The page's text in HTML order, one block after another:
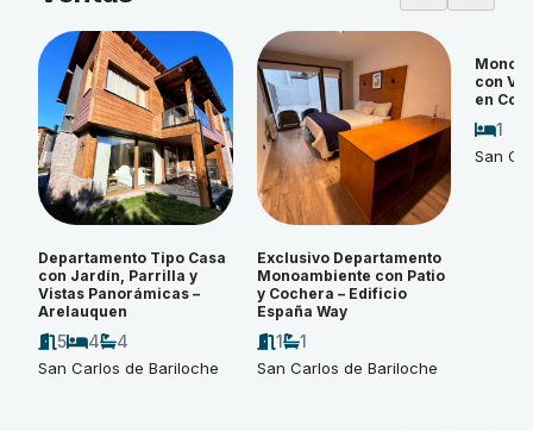
Departamento Tipo Casa
con Jardín, Parrilla y
Vistas Panorámicas –
Arelauquen
5 4 4
San Carlos de Bariloche
Exclusivo Departamento
Monoambiente con Patio
y Cochera – Edificio
España Way
1 1
San Carlos de Bariloche
con
en
1
San